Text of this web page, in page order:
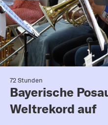
72 Stunden
Bayerische
Weltrekord auf